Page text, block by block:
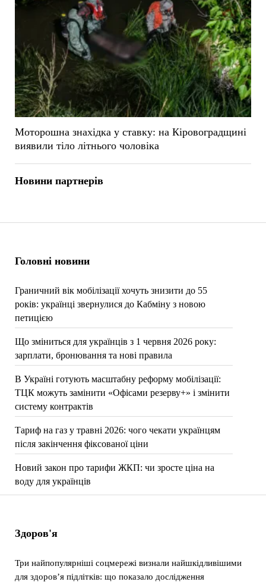
Головні новини
Граничний вік мобілізації хочуть знизити до 55
років: українці звернулися до Кабміну з новою
петицією
Що зміниться для українців з 1 червня 2026 року:
зарплати, бронювання та нові правила
В Україні готують масштабну реформу мобілізації:
ТЦК можуть замінити «Офісами резерву+» і змінити
систему контрактів
Тариф на газ у травні 2026: чого чекати українцям
після закінчення фіксованої ціни
Новий закон про тарифи ЖКП: чи зросте ціна на
воду для українців
Моторошна знахідка у ставку: на Кіровоградщині
виявили тіло літнього чоловіка
Новини партнерів
Здоров'я
Три найпопулярніші соцмережі визнали найшкідливішими
для здоров’я підлітків: що показало дослідження